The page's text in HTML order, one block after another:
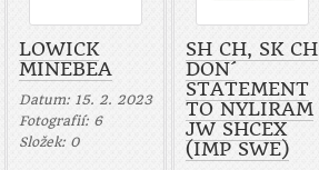
LOWICK
MINEBEA
Datum: 15. 2. 2023
Fotografií: 6
Složek: 0
SH CH, SK CH
DON´
STATEMENT
TO NYLIRAM
JW SHCEX
(IMP SWE)